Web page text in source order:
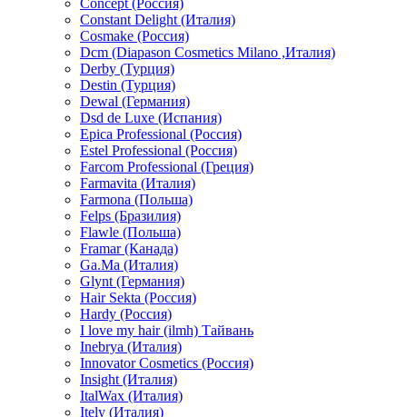
Concept (Россия)
Constant Delight (Италия)
Cosmake (Россия)
Dcm (Diapason Cosmetics Milano ,Италия)
Derby (Турция)
Destin (Турция)
Dewal (Германия)
Dsd de Luxe (Испания)
Epica Professional (Россия)
Estel Professional (Россия)
Farcom Professional (Греция)
Farmavita (Италия)
Farmona (Польша)
Felps (Бразилия)
Flawle (Польша)
Framar (Канада)
Ga.Ma (Италия)
Glynt (Германия)
Hair Sekta (Россия)
Hardy (Россия)
I love my hair (ilmh) Тайвань
Inebrya (Италия)
Innovator Cosmetics (Россия)
Insight (Италия)
ItalWax (Италия)
Itely (Италия)